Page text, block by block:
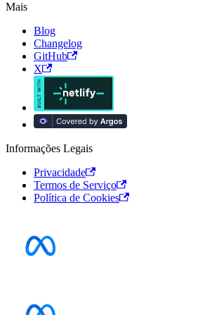
Mais
Blog
Changelog
GitHub
X
Informações Legais
Privacidade
Termos de Serviço
Política de Cookies